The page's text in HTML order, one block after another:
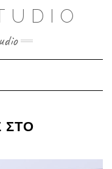
Navigation
ΣΤΟ